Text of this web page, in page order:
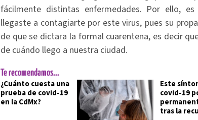
fácilmente distintas enfermedades. Por ello,
llegaste a contagiarte por este virus, pues su
de que se dictara la formal cuarentena, es decir
de cuándo llego a nuestra ciudad.
Te recomendamos...
¿Cuánto cuesta una
prueba de covid-19
en la CdMx?
Este
covid-19
tras la